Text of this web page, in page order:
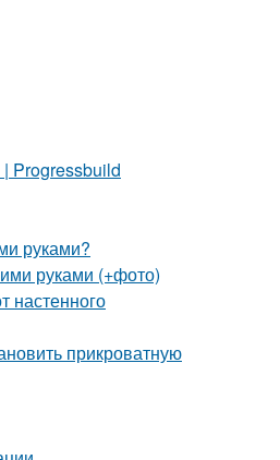
Progressbuild
руками?
руками (+фото)
настенного
прикроватную